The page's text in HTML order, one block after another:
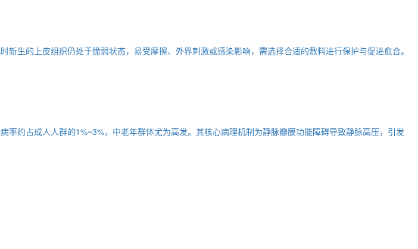
生的上皮组织仍处于脆弱状态，易受摩擦、外界刺激或感染影响，需选择合适的敷料进行保护与促进愈合。
约占成人人群的1%~3%，中老年群体尤为高发。其核心病理机制为静脉瓣膜功能障碍导致静脉高压，引发